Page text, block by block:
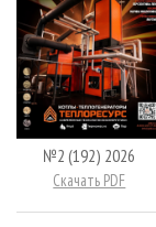
№2 (192) 2026
Скачать PDF